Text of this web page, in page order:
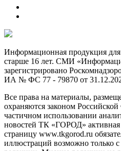
Информационная продукция для
старше 16 лет. СМИ
зарегистрировано
ИА № ФС 77 - 79870 от
Все права на материалы,
охраняются законом
частичном использовании
новостей ТК «ГОРОД» активная
страницу www.tkgorod.ru
иллюстраций возможно только с